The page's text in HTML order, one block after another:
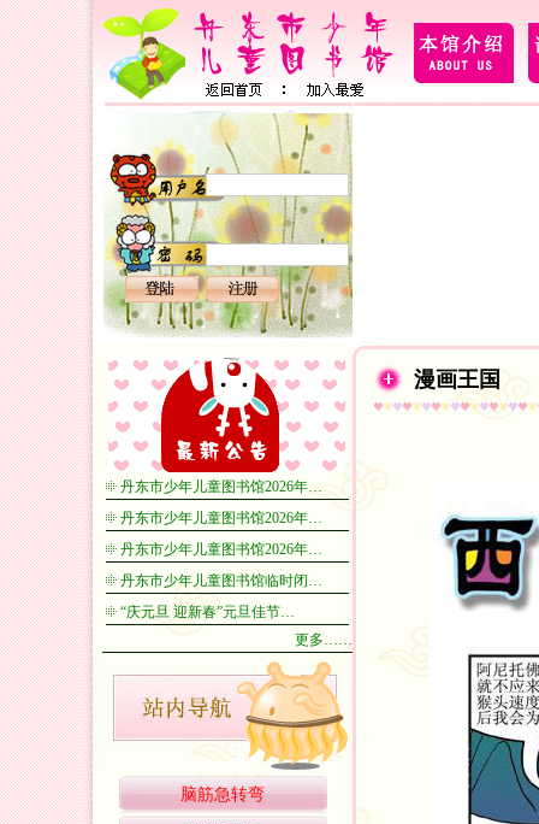
丹东市少年儿童图书馆2026年…
丹东市少年儿童图书馆2026年…
丹东市少年儿童图书馆2026年…
丹东市少年儿童图书馆临时闭…
“庆元旦 迎新春”元旦佳节…
更多……
脑筋急转弯
漫画王国